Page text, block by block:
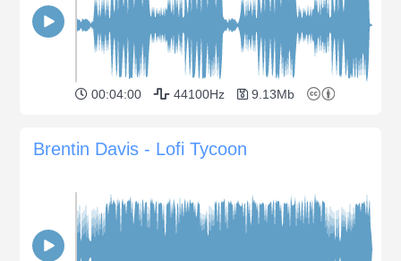
00:04:00 44100Hz 9.13Mb
Brentin Davis - Lofi Tycoon